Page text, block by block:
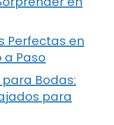
Perfectas en
a Paso
Bodas:
para